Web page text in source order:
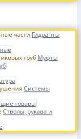
Гидранты
Муфты
Системы
товары
Стволы, рукава и